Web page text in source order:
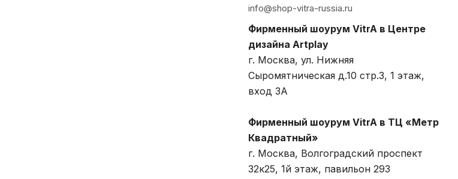
info@shop-vitra-russia.ru
Фирменный шоурум VitrA в Центре
дизайна Artplay
г. Москва, ул. Нижняя
Сыромятническая д.10 стр.3, 1 этаж,
вход 3A
Фирменный шоурум VitrA в ТЦ «Метр
Квадратный»
г. Москва, Волгоградский проспект
32к25, 1й этаж, павильон 293